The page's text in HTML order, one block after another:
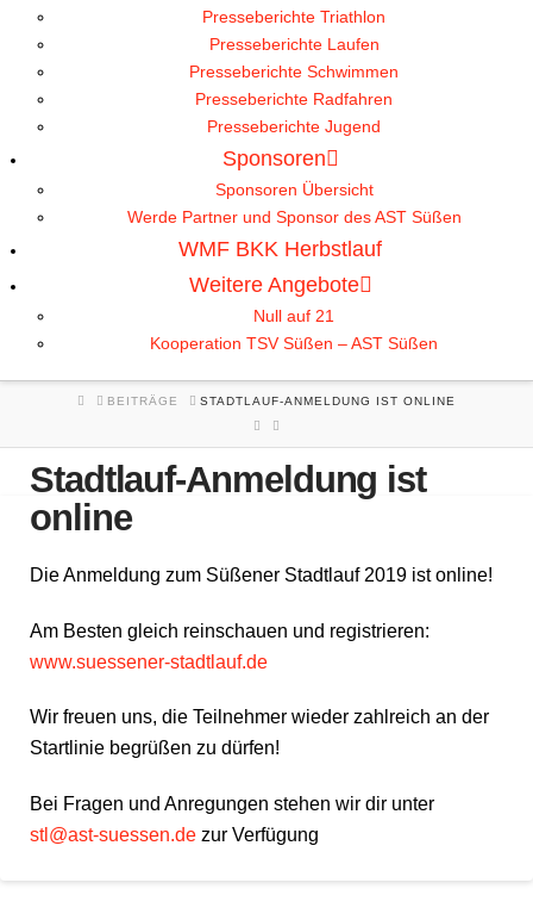
Presseberichte Triathlon
Presseberichte Laufen
Presseberichte Schwimmen
Presseberichte Radfahren
Presseberichte Jugend
Sponsoren
Sponsoren Übersicht
Werde Partner und Sponsor des AST Süßen
WMF BKK Herbstlauf
Weitere Angebote
Null auf 21
Kooperation TSV Süßen – AST Süßen
HOMEBEITRÄGE STADTLAUF-ANMELDUNG IST ONLINE
Stadtlauf-Anmeldung ist
online
Die Anmeldung zum Süßener Stadtlauf 2019 ist online!
Am Besten gleich reinschauen und registrieren:
www.suessener-stadtlauf.de
Wir freuen uns, die Teilnehmer wieder zahlreich an der
Startlinie begrüßen zu dürfen!
Bei Fragen und Anregungen stehen wir dir unter
stl@ast-suessen.de zur Verfügung